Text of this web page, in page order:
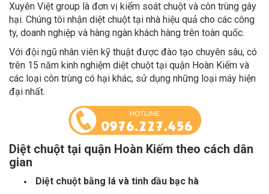
Xuyên Việt group là đơn vị kiểm soát chuột và côn trùng gây
hại. Chúng tôi nhận diệt chuột tại nhà hiệu quả cho các công
ty, doanh nghiệp và hàng ngàn khách hàng trên toàn quốc.
Với đội ngũ nhân viên kỹ thuật được đào tạo chuyên sâu, có
trên 15 năm kinh nghiệm diệt chuột tại quận Hoàn Kiếm và
các loại côn trùng có hại khác, sử dụng những loại máy hiện
đại nhất.
Diệt chuột tại quận Hoàn Kiếm theo cách dân
gian
Diệt chuột bằng lá và tinh dầu bạc hà